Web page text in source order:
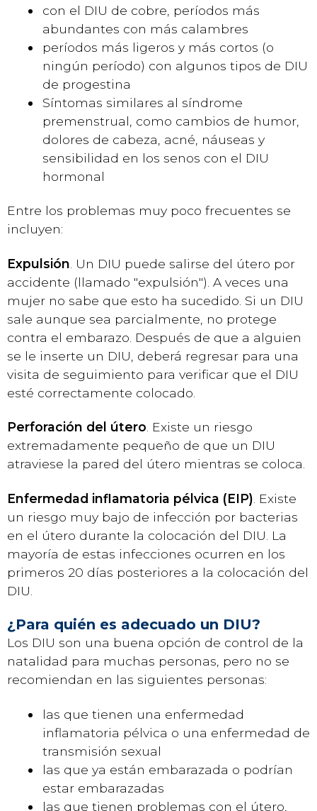
con el DIU de cobre, períodos más
abundantes con más calambres
períodos más ligeros y más cortos (o
ningún período) con algunos tipos de DIU
de progestina
Síntomas similares al síndrome
premenstrual, como cambios de humor,
dolores de cabeza, acné, náuseas y
sensibilidad en los senos con el DIU
hormonal
Entre los problemas muy poco frecuentes se
incluyen:
Expulsión . Un DIU puede salirse del útero por
accidente (llamado "expulsión"). A veces una
mujer no sabe que esto ha sucedido. Si un DIU
sale aunque sea parcialmente, no protege
contra el embarazo. Después de que a alguien
se le inserte un DIU, deberá regresar para una
visita de seguimiento para verificar que el DIU
esté correctamente colocado.
Perforación del útero . Existe un riesgo
extremadamente pequeño de que un DIU
atraviese la pared del útero mientras se coloca.
Enfermedad inflamatoria pélvica (EIP) . Existe
un riesgo muy bajo de infección por bacterias
en el útero durante la colocación del DIU. La
mayoría de estas infecciones ocurren en los
primeros 20 días posteriores a la colocación del
DIU.
¿Para quién es adecuado un DIU?
Los DIU son una buena opción de control de la
natalidad para muchas personas, pero no se
recomiendan en las siguientes personas:
las que tienen una enfermedad
inflamatoria pélvica o una enfermedad de
transmisión sexual
las que ya están embarazada o podrían
estar embarazadas
las que tienen problemas con el útero,